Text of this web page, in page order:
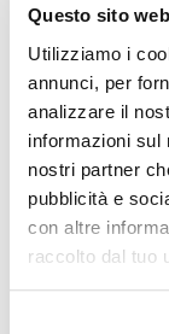
Questo sito
Utilizziamo i
annunci, per
analizzare il
informazioni sul
nostri partner
pubblicità e
con altre
raccolto dal tuo
5000
6000
7000
8000
10000